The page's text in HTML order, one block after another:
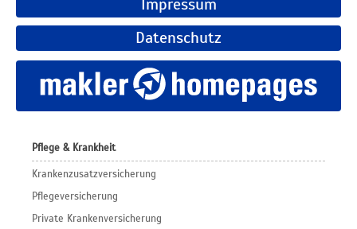
Impressum
Datenschutz
Pflege & Krankheit
Krankenzusatzversicherung
Pflegeversicherung
Private Krankenversicherung